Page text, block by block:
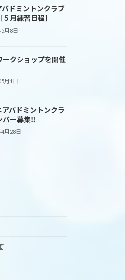
バドミントンクラブ
月練習日程］
5月8日
ークショップを開催
5月1日
アバドミントンクラ
バー募集‼
4月28日